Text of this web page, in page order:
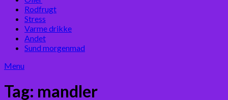
Rodfrugt
Stress
Varme drikke
Andet
Sund morgenmad
Menu
Tag: mandler